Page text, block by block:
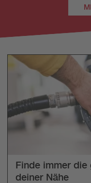
Finde immer
deiner Nähe